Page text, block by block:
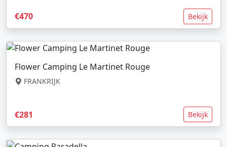
€470 Bekijk
Flower Camping Le Martinet Rouge
FRANKRIJK
€281 Bekijk